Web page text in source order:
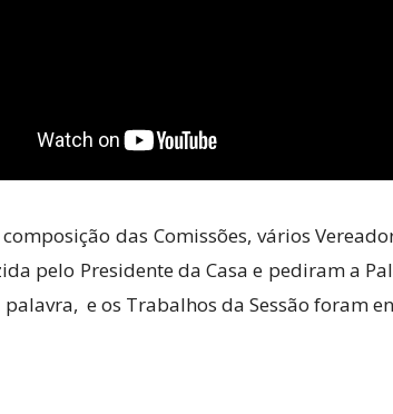
das Comissões, vários
pelo Presidente da Casa e pediram a
palavra, e os Trabalhos da Sessão foram